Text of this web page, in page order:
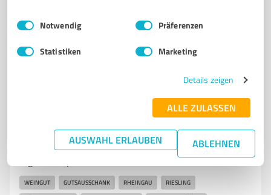
Impressum Datenschutzbestimmungen
Einwilligungsauswahl
Notwendig Präferenzen
Statistiken Marketing
Details zeigen
ALLE ZULASSEN
AUSWAHL ERLAUBEN ABLEHNEN
873Bewertungen (1 Quelle)
Weingut & Gutsausschank Kopp
Weingut & Gutsausschank Kopp - Exquisite Weine und
WEINGUT GUTSAUSSCHANK RHEINGAU RIESLING